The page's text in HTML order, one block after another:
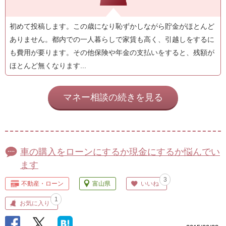
初めて投稿します。この歳になり恥ずかしながら貯金がほとんど
ありません。都内での一人暮らしで家賃も高く、引越しをするに
も費用が要ります。その他保険や年金の支払いをすると、残額が
ほとんど無くなります...
マネー相談の続きを見る
車の購入をローンにするか現金にするか悩んでい
ます
不動産・ローン 富山県 いいね
3
お気に入り
1